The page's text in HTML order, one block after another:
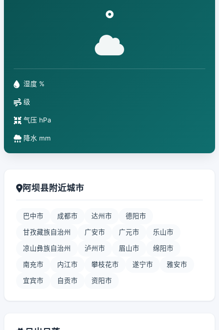
°
湿度 %
级
气压 hPa
降水 mm
阿坝县附近城市
巴中市 成都市 达州市 德阳市
甘孜藏族自治州 广安市 广元市 乐山市
凉山彝族自治州 泸州市 眉山市 绵阳市
南充市 内江市 攀枝花市 遂宁市 雅安市
宜宾市 自贡市 资阳市